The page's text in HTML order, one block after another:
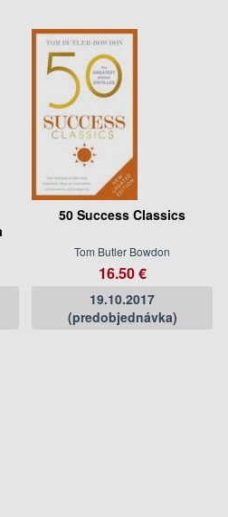
50 Success Classics
Tom Butler Bowdon
16.50 €
19.10.2017
(predobjednávka)